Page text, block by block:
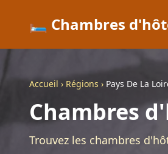
🛏️ Chambres
Accueil › Régions › Pays De La
Chambres
Trouvez les chambres